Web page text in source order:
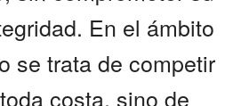
En el ámbito
se trata de competir
costa, sino de